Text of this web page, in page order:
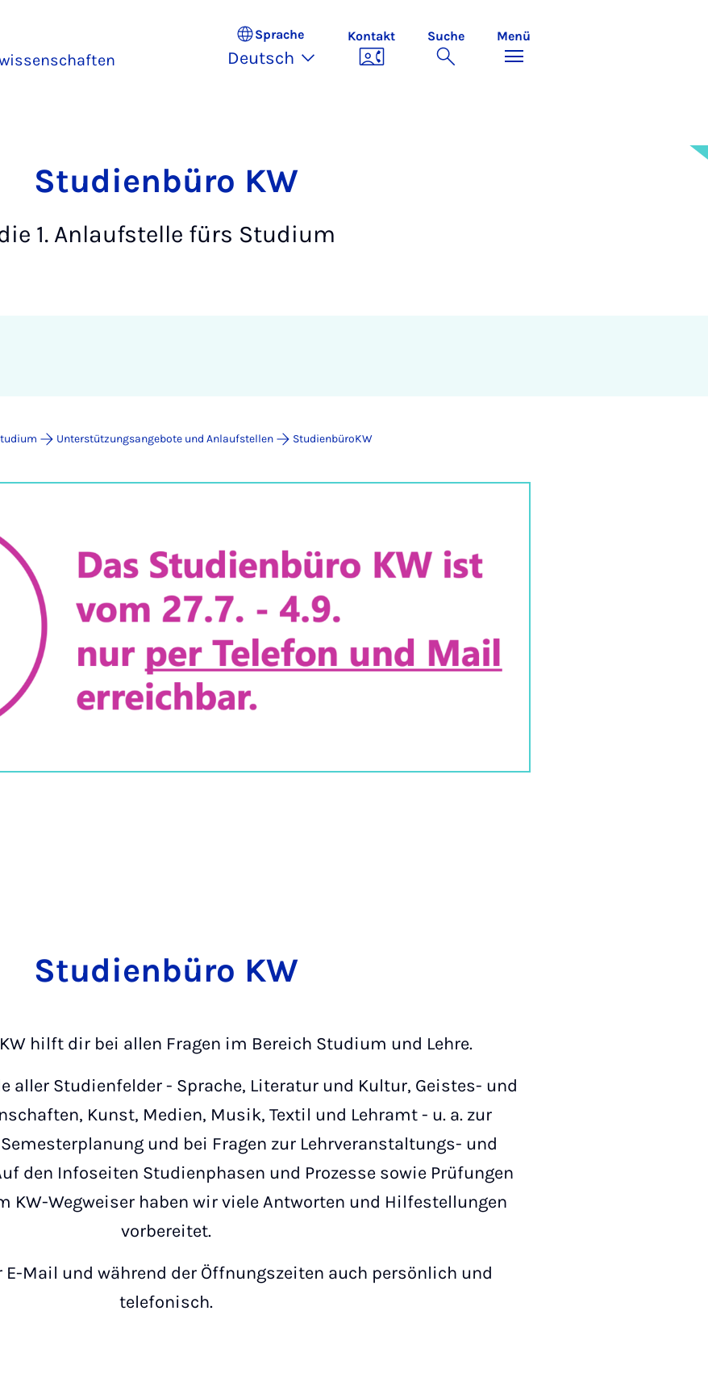
Sprache
Deutsch
Kontakt Suche Menü
Stu­dien­bü­ro KW
1. Anlaufstelle fürs Studium
Unterstützungsangebote und Anlaufstellen StudienbüroKW
Studienbüro KW
hilft dir bei allen Fragen im Bereich Studium und Lehre.
aller Studienfelder - Sprache, Literatur und Kultur, Geistes- und
Kunst, Medien, Musik, Textil und Lehramt - u. a. zur
und bei Fragen zur Lehrveranstaltungs- und
den Infoseiten Studienphasen und Prozesse sowie Prüfungen
KW-Wegweiser haben wir viele Antworten und Hilfestellungen
vorbereitet.
E-Mail und während der Öffnungszeiten auch persönlich und
telefonisch.